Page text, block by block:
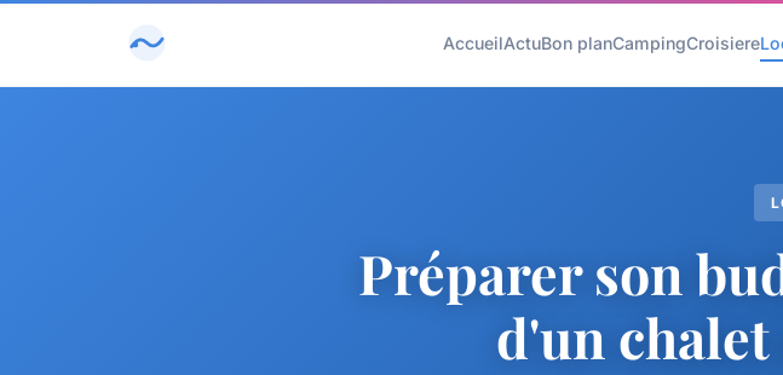
AccueilActuBon planCampingCroisiere
Préparer son
d'un chalet